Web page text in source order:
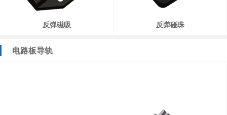
反弹磁吸 反弹碰珠
电路板导轨